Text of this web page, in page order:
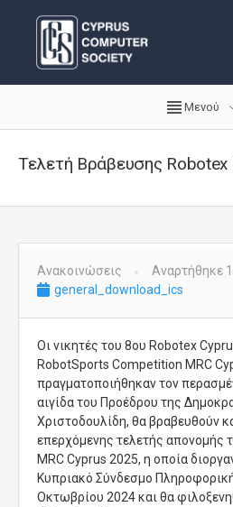
Μενού
Τελετή Βράβευσης Robotex
Ανακοινώσεις
Αναρτήθηκε
general_download_ics
Οι νικητές του 8ου Robotex
RobotSports Competition MRC
πραγματοποιήθηκαν τον
αιγίδα του Προέδρου της
Χριστοδουλίδη, θα βραβευθούν
επερχόμενης τελετής απονομής
MRC Cyprus 2025, η οποία
Κυπριακό Σύνδεσμο
Οκτωβρίου 2024 και θα